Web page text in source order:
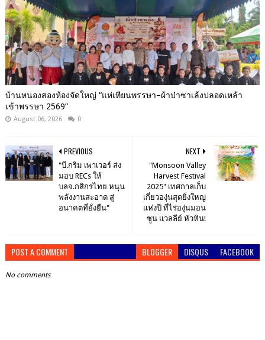
บ้านหนองสองห้องจัดใหญ่ “แห่เทียนพรรษา–ผ้าป่าซาเล้งปลอดเหล้า
เข้าพรรษา 2569”
August 06, 2026 0
NEXT
"Monsoon Valley
Harvest Festival
2025" เทศกาลเก็บ
เกี่ยวองุ่นสุดยิ่งใหญ่
แห่งปี ที่ไร่องุ่นมอน
ซูน แวลลีย์ หัวหิน!
PREVIOUS
"บี.กริม เพาเวอร์ ส่ง
มอบ RECs ให้
บลจ.กสิกรไทย หนุน
พลังงานสะอาด สู่
อนาคตที่ยั่งยืน"
POST A COMMENT BLOGGER DISQUS FACEBOOK
No comments